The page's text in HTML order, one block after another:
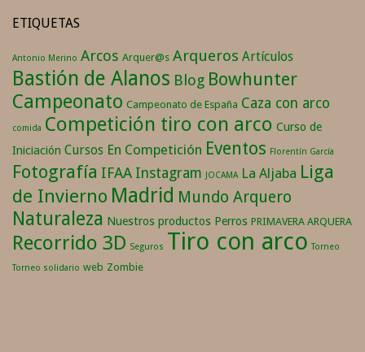
ETIQUETAS
Antonio Merino Arcos Arquer@s Arqueros Artículos
Bastión de Alanos Blog Bowhunter
Campeonato Campeonato de España Caza con arco
comida Competición tiro con arco Curso de
Iniciación Cursos En Competición Eventos Florentín García
Fotografía IFAA Instagram JOCAMA La Aljaba Liga
de Invierno Madrid Mundo Arquero
Naturaleza Nuestros productos Perros PRIMAVERA ARQUERA
Recorrido 3D Seguros Tiro con arco Torneo
Torneo solidario web Zombie